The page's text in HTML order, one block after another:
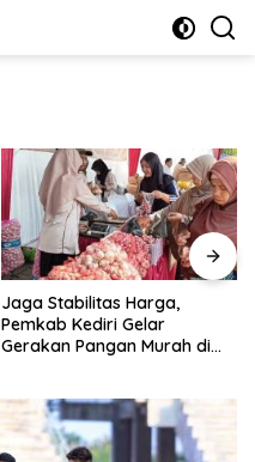
Jaga Stabilitas Harga,
Pemkab Kediri Gelar
Gerakan Pangan Murah di